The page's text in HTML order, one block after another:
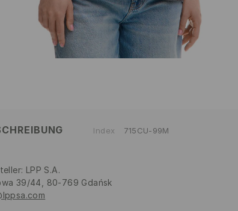
Index 715CU-99M
: LPP S.A.
39/44, 80-769 Gdańsk